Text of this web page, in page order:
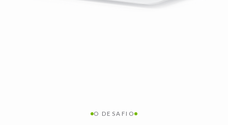
O DESAFIO